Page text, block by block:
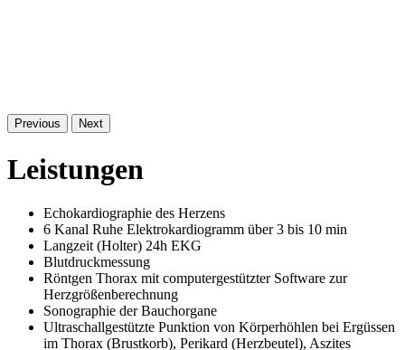
Previous Next
Leistungen
Echokardiographie des Herzens
6 Kanal Ruhe Elektrokardiogramm über 3 bis 10 min
Langzeit (Holter) 24h EKG
Blutdruckmessung
Röntgen Thorax mit computergestützter Software zur
Herzgrößenberechnung
Sonographie der Bauchorgane
Ultraschallgestützte Punktion von Körperhöhlen bei Ergüssen
im Thorax (Brustkorb), Perikard (Herzbeutel), Aszites